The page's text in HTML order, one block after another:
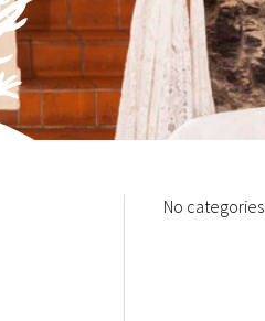
No categories